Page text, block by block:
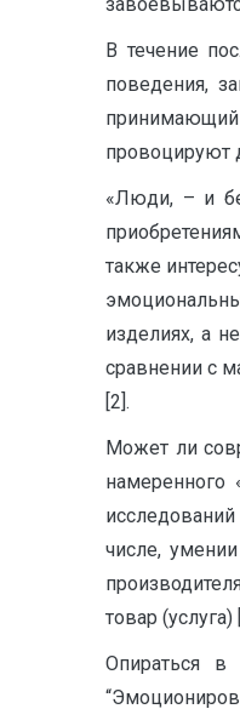
В течение
поведения,
принимающий
провоцируют
«Люди, – и
также
изделиях, а
сравнении с
[2].
Может ли
намеренного
числе,
товар (услуга)
Опираться в